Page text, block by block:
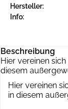
Hersteller:
Info:
Beschreibung
Hier vereinen
diesem
Hier vereinen
in diesem